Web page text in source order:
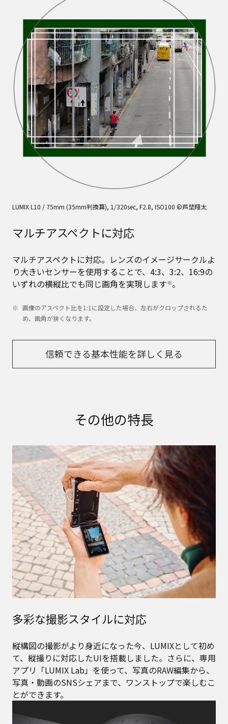
LUMIX L10 / 75mm (35mm判換算), 1/320sec, F2.8, ISO100 ©芦埜翔太
マルチアスペクトに対応
マルチアスペクトに対応。レンズのイメージサークルよ
り大きいセンサーを使用することで、4:3、3:2、16:9の
いずれの横縦比でも同じ画角を実現します※。
画像のアスペクト比を1:1に設定した場合、左右がクロップされるた
め、画角が狭くなります。
信頼できる基本性能を詳しく見る
その他の特長
多彩な撮影スタイルに対応
縦構図の撮影がより身近になった今、LUMIXとして初め
て、縦撮りに対応したUIを搭載しました。さらに、専用
アプリ「LUMIX Lab」を使って、写真のRAW編集から、
写真・動画のSNSシェアまで、ワンストップで楽しむこ
とができます。